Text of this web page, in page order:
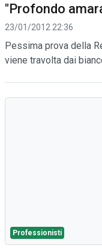
"Profondo
23/01/2012 22:36
Pessima prova della
viene travolta dai
Professionisti